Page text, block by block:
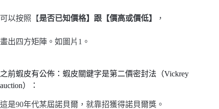
可以按照【是否已知價格】跟【價高或價低】 ，
畫出四方矩陣。如圖片1。
之前蝦皮有公佈：蝦皮關鍵字是第二價密封法（Vickrey
auction）：
這是90年代某屆諾貝爾，就靠招獲得諾貝爾獎。